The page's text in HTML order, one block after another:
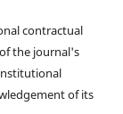
contractual
the journal's
of its